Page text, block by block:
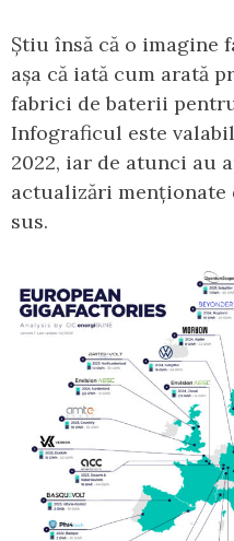
Știu însă că o imagine
așa că iată cum arată
fabrici de baterii
Infograficul este
2022, iar de atunci au
actualizări
sus.